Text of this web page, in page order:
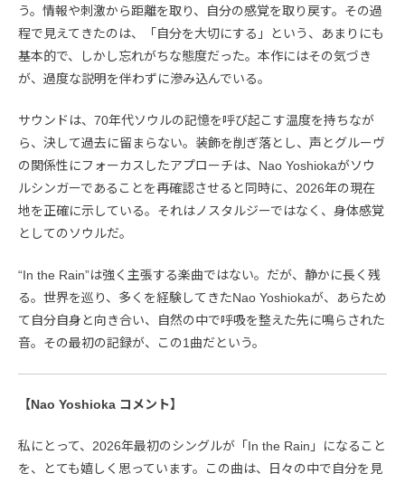
う。情報や刺激から距離を取り、自分の感覚を取り戻す。その過
程で見えてきたのは、「自分を大切にする」という、あまりにも
基本的で、しかし忘れがちな態度だった。本作にはその気づき
が、過度な説明を伴わずに滲み込んでいる。
サウンドは、70年代ソウルの記憶を呼び起こす温度を持ちなが
ら、決して過去に留まらない。装飾を削ぎ落とし、声とグルーヴ
の関係性にフォーカスしたアプローチは、Nao Yoshiokaがソウ
ルシンガーであることを再確認させると同時に、2026年の現在
地を正確に示している。それはノスタルジーではなく、身体感覚
としてのソウルだ。
“In the Rain”は強く主張する楽曲ではない。だが、静かに長く残
る。世界を巡り、多くを経験してきたNao Yoshiokaが、あらため
て自分自身と向き合い、自然の中で呼吸を整えた先に鳴らされた
音。その最初の記録が、この1曲だという。
【Nao Yoshioka コメント】
私にとって、2026年最初のシングルが「In the Rain」になること
を、とても嬉しく思っています。この曲は、日々の中で自分を見